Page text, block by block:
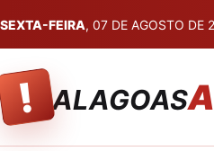
SEXTA-FEIRA, 07 DE AGOSTO DE
! ALAGOAS